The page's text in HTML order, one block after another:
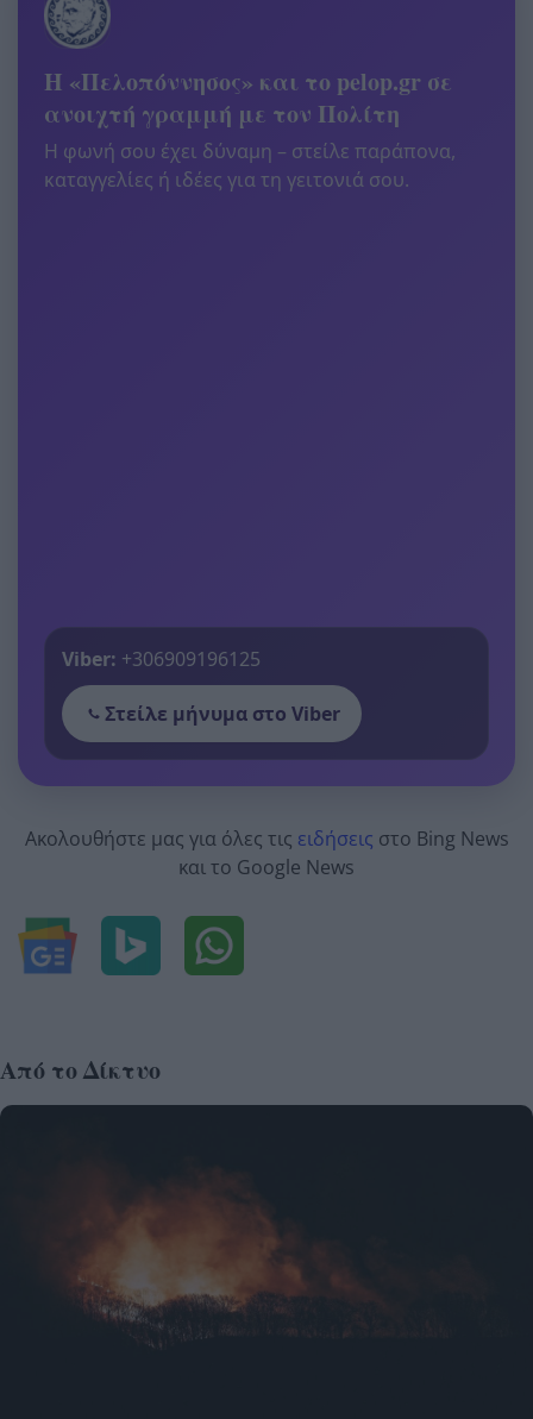
Η «Πελοπόννησος» και το pelop.gr σε
ανοιχτή γραμμή με τον Πολίτη
Η φωνή σου έχει δύναμη – στείλε παράπονα,
καταγγελίες ή ιδέες για τη γειτονιά σου.
Viber: +306909196125
Στείλε μήνυμα στο Viber
Ακολουθήστε μας για όλες τις ειδήσεις στο Bing News
και το Google News
Από το Δίκτυο